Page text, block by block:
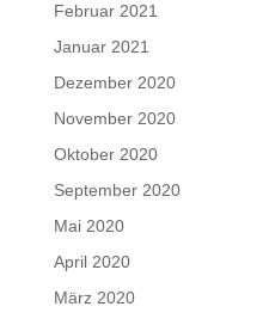
Februar 2021
Januar 2021
Dezember 2020
November 2020
Oktober 2020
September 2020
Mai 2020
April 2020
März 2020